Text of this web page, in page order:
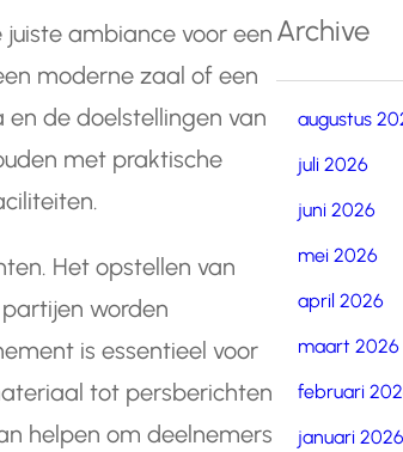
ambiance voor een
moderne zaal of een
de doelstellingen van
met praktische
Het opstellen van
worden
is essentieel voor
tot persberichten
helpen om deelnemers
Archive
augustus
juli 2026
juni 2026
mei 2026
april 2026
maart 2026
februari
januari 2026